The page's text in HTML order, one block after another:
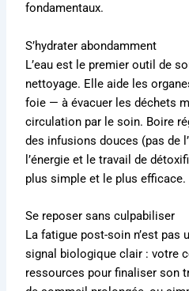
fondamentaux.
S’hydrater abondamment
L’eau est le premier outil de
nettoyage. Elle aide les
foie — à évacuer les déchets
circulation par le soin. Boire
des infusions douces (pas de
l’énergie et le travail de
plus simple et le plus efficace.
Se reposer sans culpabiliser
La fatigue post-soin n’est pas
signal biologique clair : votre
ressources pour finaliser son